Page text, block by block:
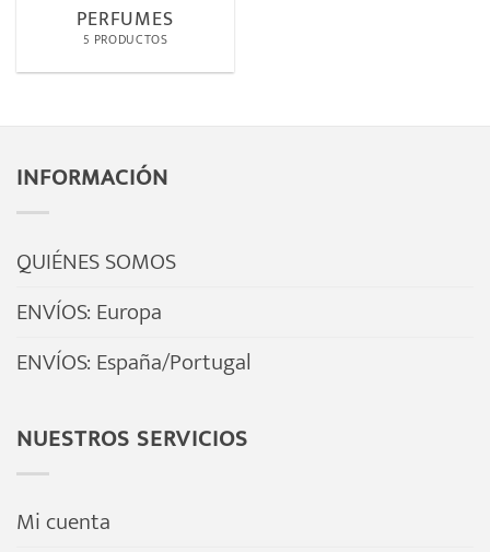
PERFUMES
5 PRODUCTOS
INFORMACIÓN
QUIÉNES SOMOS
ENVÍOS: Europa
ENVÍOS: España/Portugal
NUESTROS SERVICIOS
Mi cuenta